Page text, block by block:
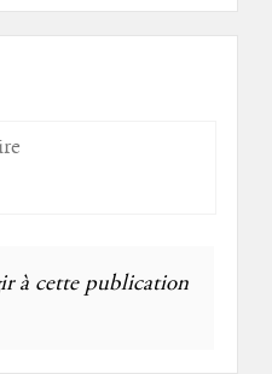
à cette publication